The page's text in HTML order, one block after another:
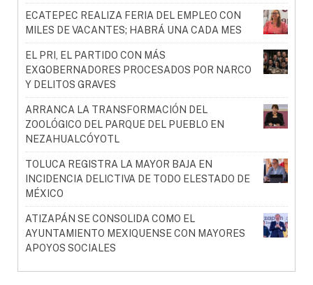
ECATEPEC REALIZA FERIA DEL EMPLEO CON
MILES DE VACANTES; HABRÁ UNA CADA MES
EL PRI, EL PARTIDO CON MÁS
EXGOBERNADORES PROCESADOS POR NARCO
Y DELITOS GRAVES
ARRANCA LA TRANSFORMACIÓN DEL
ZOOLÓGICO DEL PARQUE DEL PUEBLO EN
NEZAHUALCÓYOTL
TOLUCA REGISTRA LA MAYOR BAJA EN
INCIDENCIA DELICTIVA DE TODO ELESTADO DE
MÉXICO
ATIZAPÁN SE CONSOLIDA COMO EL
AYUNTAMIENTO MEXIQUENSE CON MAYORES
APOYOS SOCIALES